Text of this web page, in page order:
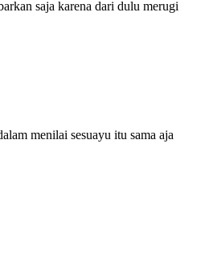
saja karena dari dulu merugi
menilai sesuayu itu sama aja